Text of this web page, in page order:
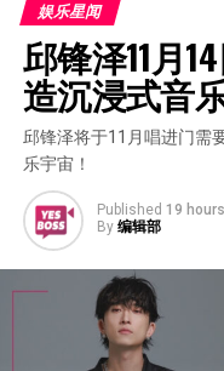
娱乐星闻
邱锋泽11月
造沉浸式音
邱锋泽将于11月唱进门需
乐宇宙！
Published 19
By 编辑部